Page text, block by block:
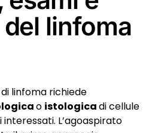
linfoma
linfoma richiede
o istologicadi cellule
L’agoaspirato